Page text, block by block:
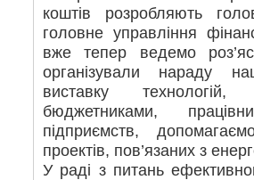
коштів розробляють
головне управління
вже тепер ведемо
організували нараду
виставку
бюджетниками,
підприємств,
проектів, пов’язаних з
У раді з питань